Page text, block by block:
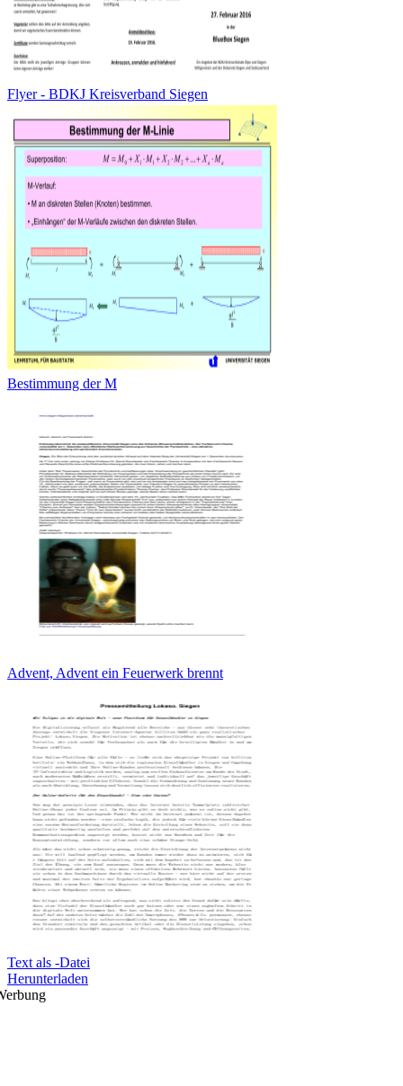
Flyer - BDKJ Kreisverband Siegen
Bestimmung der M
Advent, Advent ein Feuerwerk brennt
Text als -Datei
Herunterladen